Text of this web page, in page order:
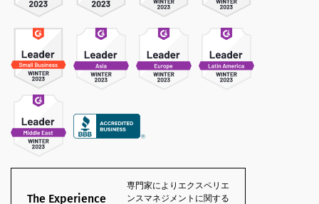
The Experience
専門家によりエクスペリエ
ンスマネジメントに関する